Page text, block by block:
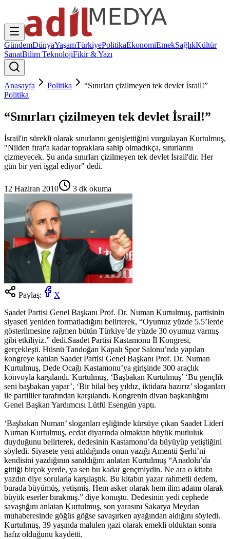
GündemDünyaYaşamTürkiyePolitikaEkonomiEmekSağlıkKültür
SanatBilim TeknolojiFikir & Yazı
Anasayfa Politika
“Sınırları çizilmeyen tek devlet İsrail!”
Politika
“Sınırları çizilmeyen tek devlet İsrail!”
İsrail'in sürekli olarak sınırlarını genişlettiğini vurgulayan Kurtulmuş,
"Nilden fırat'a kadar topraklara sahip olmadıkça, sınırlarını
çizmeyecek. Şu anda sınırları çizilmeyen tek devlet İsrail'dir. Her
gün bir yeri işgal ediyor" dedi.
12 Haziran 2010 3 dk okuma
Paylaş:
X
Saadet Partisi Genel Başkanı Prof. Dr. Numan Kurtulmuş, partisinin
siyaseti yeniden formatladığını belirterek, “Oyumuz yüzde 5.5’lerde
gösterilmesine rağmen bütün Türkiye’de yüzde 30 oyumuz varmış
gibi etkiliyiz.” dedi.Saadet Partisi Kastamonu İl Kongresi,
gerçekleşti. Hüsnü Tandoğan Kapalı Spor Salonu’nda yapılan
kongreye katılan Saadet Partisi Genel Başkanı Prof. Dr. Numan
Kurtulmuş, Dede Ocağı Kastamonu’ya girişinde 300 araçlık
konvoyla karşılandı. Kurtulmuş, ‘Başbakan Kurtulmuş’ ‘Bu gençlik
seni başbakan yapar’, ‘Bir hilal beş yıldız, iktidara hazırız’ sloganları
ile partililer tarafından karşılandı. Kongrenin divan başkanlığını
Genel Başkan Yardımcısı Lütfü Esengün yaptı.
‘Başbakan Numan’ sloganları eşliğinde kürsüye çıkan Saadet Lideri
Numan Kurtulmuş, ecdat diyarında olmaktan büyük mutluluk
duyduğunu belirterek, dedesinin Kastamonu’da büyüyüp yetiştiğini
söyledi. Siyasete yeni atıldığında onun yazığı Amentü Şerhi’ni
kendisini yazdığının sanıldığını anlatan Kurtulmuş “Anadolu’da
gittiği birçok yerde, ya sen bu kadar gençmiydin. Ne ara o kitabı
yazdın diye sorularla karşılaştık. Bu kitabın yazar rahmetli dedem,
burada büyümüş, yetişmiş. Hem asker olarak hem ilim adamı olarak
büyük eserler bırakmış.” diye konuştu. Dedesinin yedi cephede
savaştığını anlatan Kurtulmuş, son yarasını Sakarya Meydan
muhaberesinde göğüs göğse savaşırken ayağından aldığını söyledi.
Kurtulmuş, 39 yaşında malulen gazi olarak emekli olduktan sonra
hafız olduğunu kaydetti.